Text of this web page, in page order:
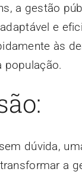
a gestão
e
às
população.
dúvida,
a